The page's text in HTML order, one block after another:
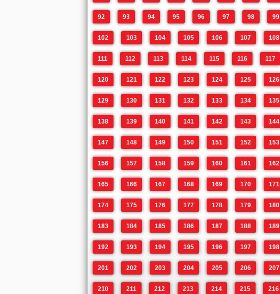
92 93 94 95 96 97 98 99
102 103 104 105 106 107 108
111 112 113 114 115 116 117
120 121 122 123 124 125 126
129 130 131 132 133 134 135
138 139 140 141 142 143 144
147 148 149 150 151 152 153
156 157 158 159 160 161 162
165 166 167 168 169 170 171
174 175 176 177 178 179 180
183 184 185 186 187 188 189
192 193 194 195 196 197 198
201 202 203 204 205 206 207
210 211 212 213 214 215 216